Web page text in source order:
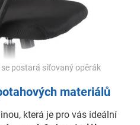
postará síťovaný opěrák
materiálů
která je pro vás ideální